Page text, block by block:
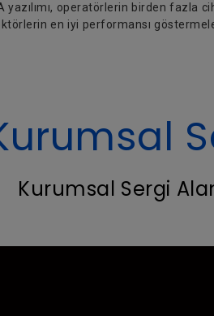
yazılımı, operatörlerin birden
en iyi performansı
Kurumsal Sergi